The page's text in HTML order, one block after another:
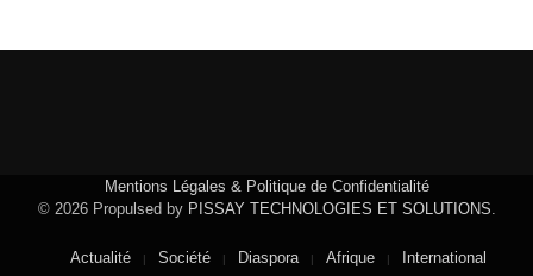
Mentions Légales & Politique de Confidentialité
© 2026 Propulsed by PISSAY TECHNOLOGIES ET SOLUTIONS
Actualité Société Diaspora Afrique International